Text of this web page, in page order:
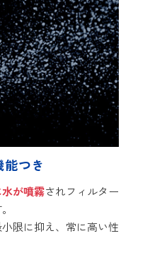
能つき
が噴霧されフィルター
限に抑え、常に高い性